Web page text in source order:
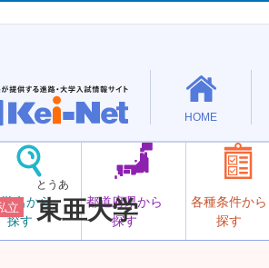
HOME
名から
探す
都道府県から
探す
各種条件から
探す
立
とうあ
東亜大学